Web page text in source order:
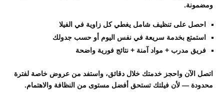
ومضمونة.
احصل على تنظيف شامل يغطي كل زاوية في الفيلا
استمتع بخدمة سريعة في نفس اليوم أو حسب جدولك
فريق مدرب + مواد آمنة + نتائج فورية واضحة
اتصل الآن واحجز خدمتك خلال دقائق، واستفد من عروض خاصة لفترة
محدودة — لأن فيلتك تستحق أفضل مستوى من النظافة والاهتمام.